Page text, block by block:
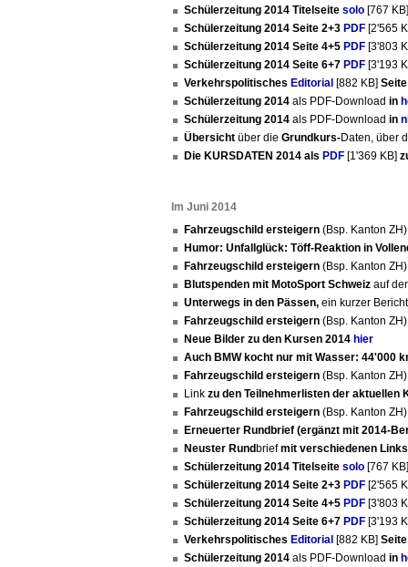
Schülerzeitung 2014 Titelseite solo [767
Schülerzeitung 2014 Seite 2+3 PDF [2'565
Schülerzeitung 2014 Seite 4+5 PDF [3'803
Schülerzeitung 2014 Seite 6+7 PDF [3'193
Verkehrspolitisches Editorial [882 KB]
Schülerzeitung 2014 als PDF-Download in
Schülerzeitung 2014 als PDF-Download in
Übersicht über die Grundkurs-Daten, über
Die KURSDATEN 2014 als PDF [1'369 KB]
Im Juni 2014
Fahrzeugschild ersteigern (Bsp. Kanton
Humor: Unfallglück: Töff-Reaktion in
Fahrzeugschild ersteigern (Bsp. Kanton
Blutspenden mit MotoSport Schweiz auf
Unterwegs in den Pässen, ein kurzer
Fahrzeugschild ersteigern (Bsp. Kanton
Neue Bilder zu den Kursen 2014 hier
Auch BMW kocht nur mit Wasser: 44'000
Fahrzeugschild ersteigern (Bsp. Kanton
Link zu den Teilnehmerlisten der aktuellen
Fahrzeugschild ersteigern (Bsp. Kanton
Erneuerter Rundbrief (ergänzt mit 2014-
Neuster Rund briefmit verschiedenen
Schülerzeitung 2014 Titelseite solo [767
Schülerzeitung 2014 Seite 2+3 PDF [2'565
Schülerzeitung 2014 Seite 4+5 PDF [3'803
Schülerzeitung 2014 Seite 6+7 PDF [3'193
Verkehrspolitisches Editorial [882 KB]
Schülerzeitung 2014 als PDF-Download in